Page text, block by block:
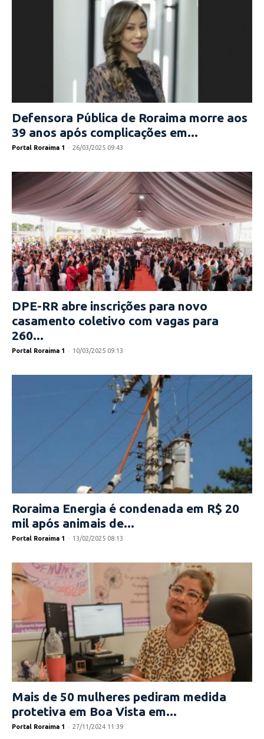
Defensora Pública de Roraima morre aos
39 anos após complicações em...
Portal Roraima 1 - 26/03/2025 09:43
DPE-RR abre inscrições para novo
casamento coletivo com vagas para
260...
Portal Roraima 1 - 10/03/2025 09:13
Roraima Energia é condenada em R$ 20
mil após animais de...
Portal Roraima 1 - 13/02/2025 08:13
Mais de 50 mulheres pediram medida
protetiva em Boa Vista em...
Portal Roraima 1 - 27/11/2024 11:39